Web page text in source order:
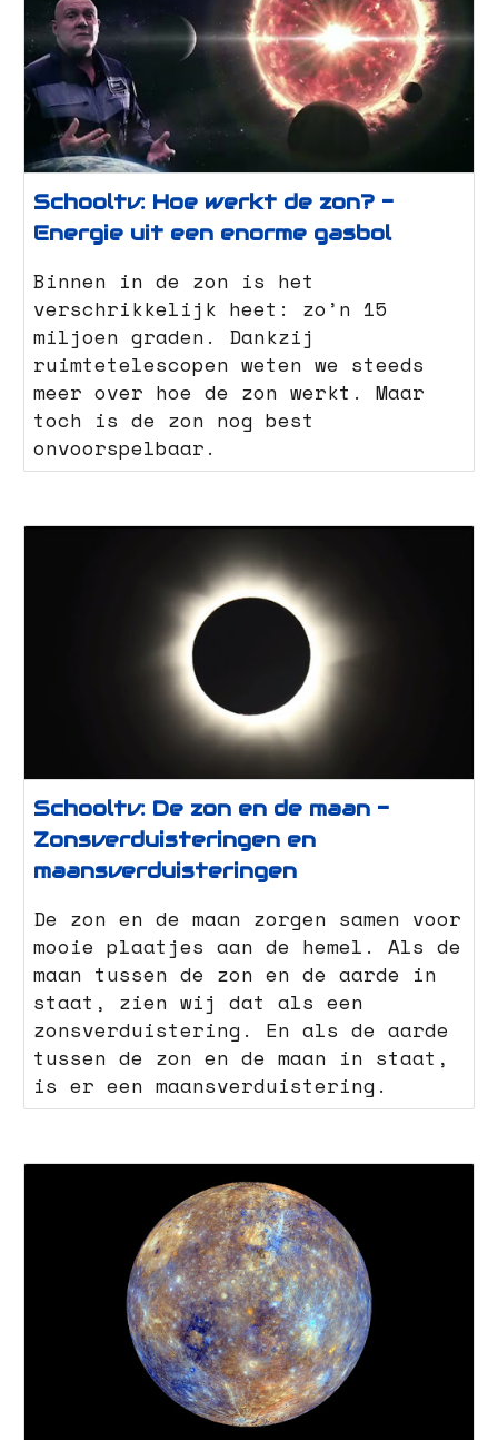
Schooltv: Hoe werkt de zon? -
Energie uit een enorme gasbol
Binnen in de zon is het
verschrikkelijk heet: zo’n 15
miljoen graden. Dankzij
ruimtetelescopen weten we steeds
meer over hoe de zon werkt. Maar
toch is de zon nog best
onvoorspelbaar.
Schooltv: De zon en de maan -
Zonsverduisteringen en
maansverduisteringen
De zon en de maan zorgen samen voor
mooie plaatjes aan de hemel. Als de
maan tussen de zon en de aarde in
staat, zien wij dat als een
zonsverduistering. En als de aarde
tussen de zon en de maan in staat,
is er een maansverduistering.